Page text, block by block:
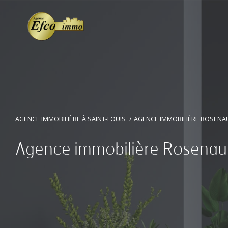
AGENCE IMMOBILIÈRE À SAINT-LOUIS AGENCE IMMOBILIÈRE
Agence immobilière Rosenau